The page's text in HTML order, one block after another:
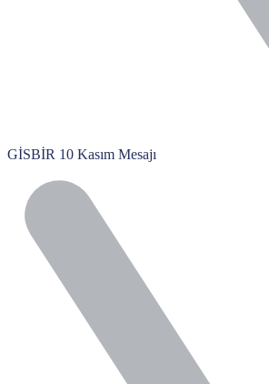
GİSBİR 10 Kasım Mesajı